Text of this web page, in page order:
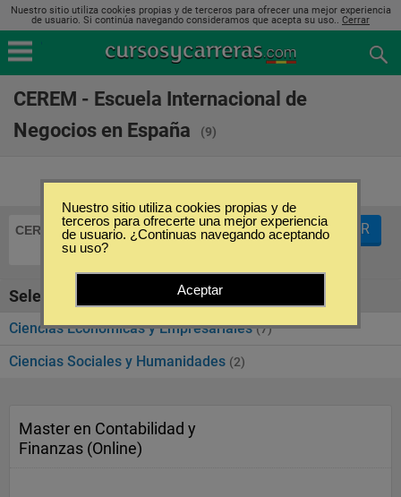
Nuestro sitio utiliza cookies propias y de terceros para ofrecer una mejor experiencia
de usuario. Si continúa navegando consideramos que acepta su uso.. Cerrar
CEREM - Escuela Internacional de
Negocios en España
(9)
CEREM - Escuela Internacional de Negocios FILTRAR
Seleccione la categoría
Ciencias Económicas y Empresariales(7)
Ciencias Sociales y Humanidades (2)
Master en Contabilidad y
Finanzas (Online)
Nuestro sitio utiliza cookies propias y de
terceros para ofrecerte una mejor experiencia
de usuario. ¿Continuas navegando aceptando
su uso?
Aceptar